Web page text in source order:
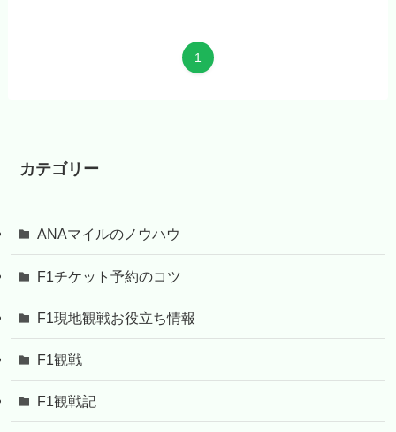
1
カテゴリー
ANAマイルのノウハウ
F1チケット予約のコツ
F1現地観戦お役立ち情報
F1観戦
F1観戦記